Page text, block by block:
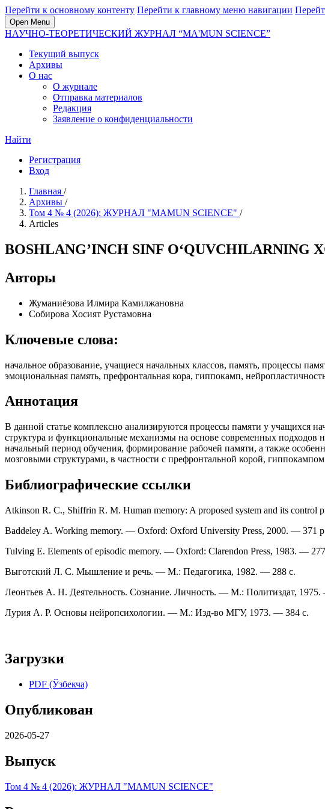
Перейти к основному контенту Перейти к главному меню навигации
Open Menu
НАУЧНО-ТЕОРЕТИЧЕСКИЙ ЖУРНАЛ “MA'MUN SCIENCE”
Текущий выпуск
Архивы
О нас
О журнале
Отправка материалов
Редакция
Заявление о конфиденциальности
Найти
Регистрация
Вход
Главная /
Архивы /
Том 4 № 4 (2026): ЖУРНАЛ "MAMUN SCIENCE" /
Articles
BOSHLANG’INCH SINF O‘QUVCHILARNING
Авторы
Жуманиёзова Илмира Камилжановна
Собирова Хосият Рустамовна
Ключевые слова:
начальное образование, учащиеся начальных классов, память, процессы
эмоциональная память, префронтальная кора, гиппокамп,
Аннотация
В данной статье комплексно анализируются процессы памяти у учащихся
структура и функциональные механизмы на основе современных подходов
начальный период обучения, формирование рабочей памяти, а также
мозговыми структурами, в частности с префронтальной корой,
Библиографические ссылки
Atkinson R. C., Shiffrin R. M. Human memory: A proposed system and its
Baddeley A. Working memory. — Oxford: Oxford University Press, 2000. — 371
Tulving E. Elements of episodic memory. — Oxford: Clarendon Press, 1983. —
Выготский Л. С. Мышление и речь. — М.: Педагогика, 1982. — 288 с.
Леонтьев А. Н. Деятельность. Сознание. Личность. — М.: Политиздат,
Лурия А. Р. Основы нейропсихологии. — М.: Изд-во МГУ, 1973. — 384 с.
Загрузки
PDF (Ўзбекча)
Опубликован
2026-05-27
Выпуск
Том 4 № 4 (2026): ЖУРНАЛ "MAMUN SCIENCE"